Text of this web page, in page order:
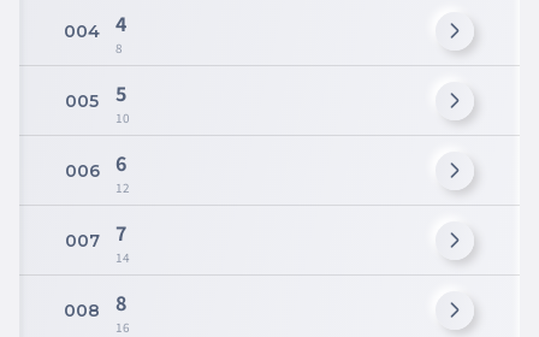
004 4
8
005 5
10
006 6
12
007 7
14
008 8
16